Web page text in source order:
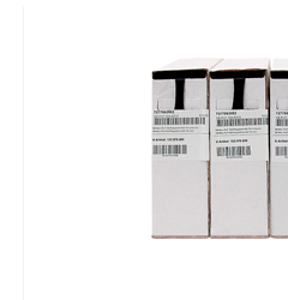
Sicherheitsanforderungen mit
er nicht halogenfrei und UV-
Schlauch eine dauerhafte und
elektrische Verbindungen in
Anwendungen.